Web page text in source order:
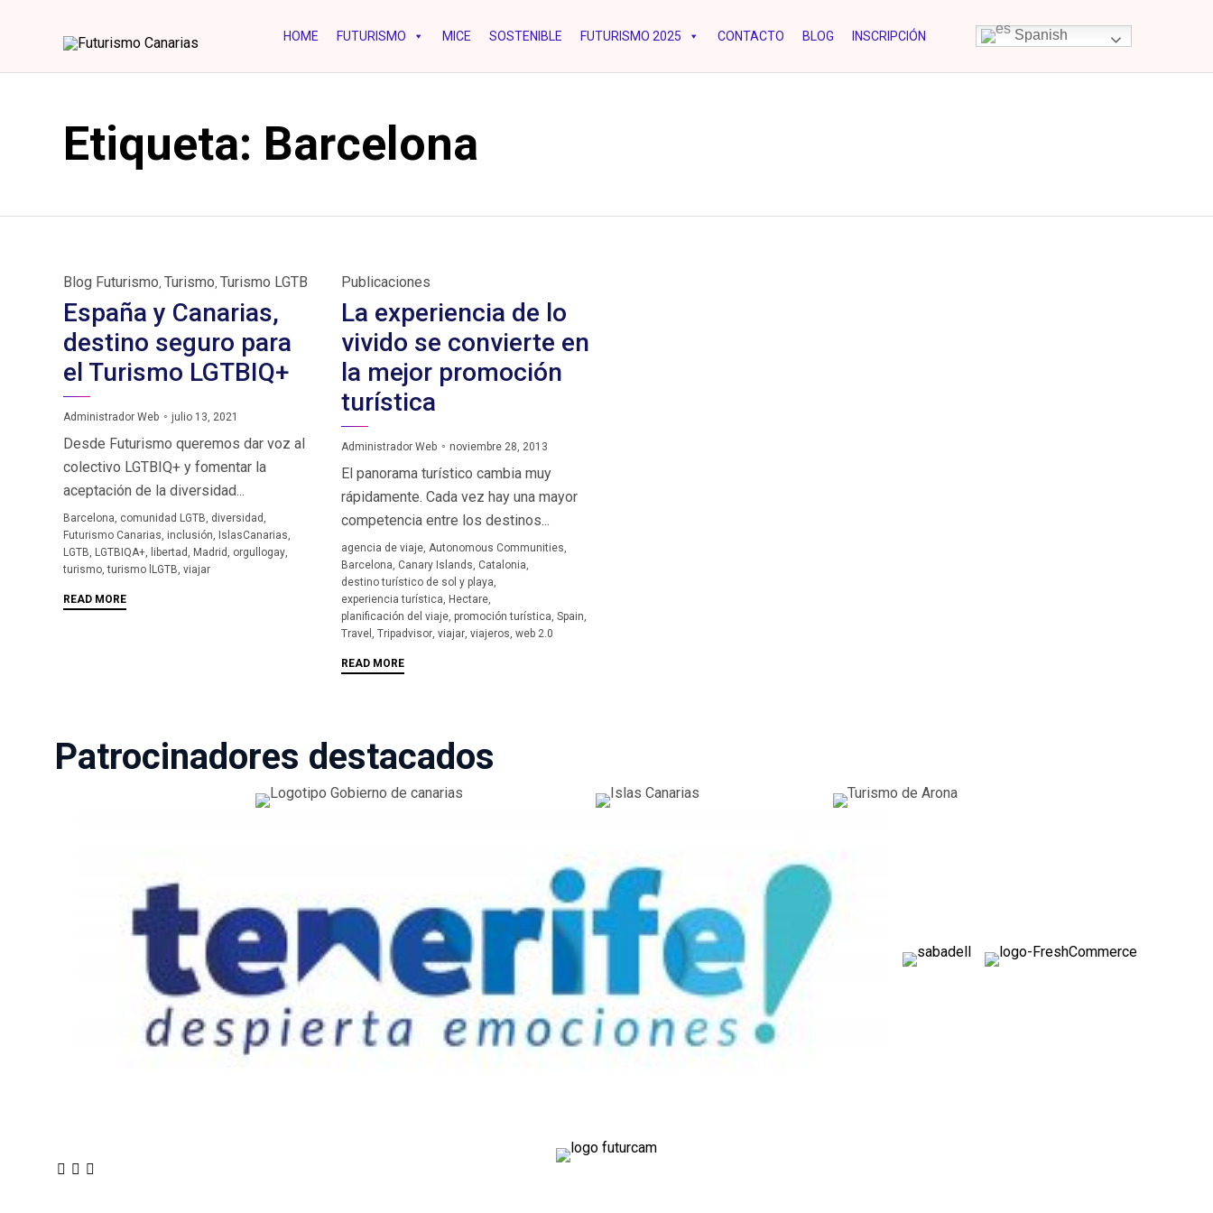
HOME FUTURISMO MICE SOSTENIBLE FUTURISMO 2025 CONTACTO BLOG INSCRIPCIÓN Spanish
Etiqueta: Barcelona
Category
Blog Futurismo, Turismo, Turismo LGTB
España y Canarias,
destino seguro para
el Turismo LGTBIQ+
Administrador Web julio 13, 2021
Desde Futurismo queremos dar voz al
colectivo LGTBIQ+ y fomentar la
aceptación de la diversidad...
Tags
Barcelona, comunidad LGTB, diversidad ,
Futurismo Canarias, inclusión, IslasCanarias,
LGTB, LGTBIQA+, libertad , Madrid , orgullogay,
turismo,turismo lLGTB, viajar
READ MORE
Category
Publicaciones
La experiencia de lo
vivido se convierte en
la mejor promoción
turística
Administrador Web noviembre 28, 2013
El panorama turístico cambia muy
rápidamente. Cada vez hay una mayor
competencia entre los destinos...
Tags
agencia de viaje, Autonomous Communities,
Barcelona, Canary Islands, Catalonia,
destino turístico de sol y playa,
experiencia turística, Hectare,
planificación del viaje, promoción turística, Spain,
Travel , Tripadvisor, viajar, viajeros, web 2.0
READ MORE
Patrocinadores destacados